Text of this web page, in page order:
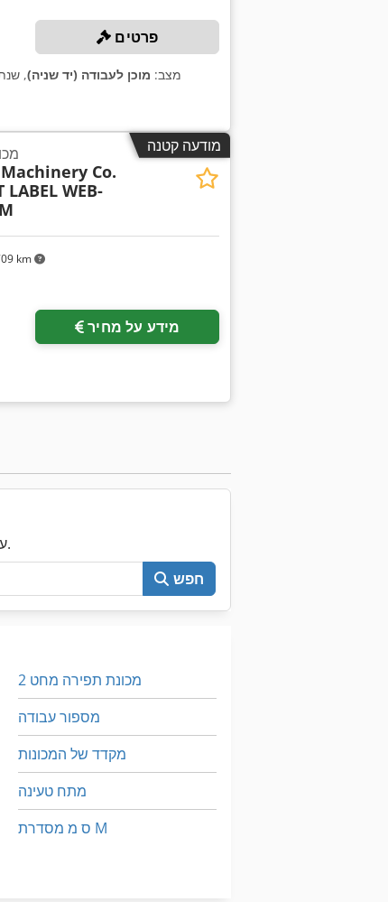
פרטים
מצב: מוכן לעבודה (יד שניה),
מודעה קטנה
km
Co.
LABEL WEB-
מידע על מחיר
עכשיו חפש את כל Machineseeker עם יותר מ-200,000 מכונות יד שנייה.
חפש
מכונת תפירה מחט 2
מספור עבודה
מקדד של המכונות
מתח טעינה
ס מ מסדרת M